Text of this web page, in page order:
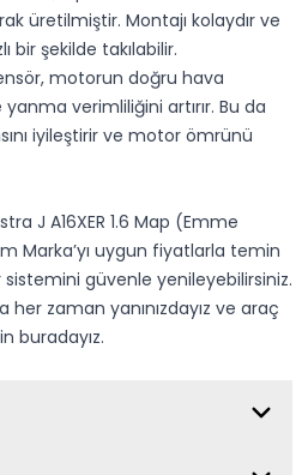
üretilmiştir. Montajı kolaydır ve
bir şekilde takılabilir.
motorun doğru hava
yanma verimliliğini artırır. Bu da
iyileştirir ve motor ömrünü
J A16XER 1.6 Map (Emme
Marka’yı uygun fiyatlarla temin
sistemini güvenle yenileyebilirsiniz.
her zaman yanınızdayız ve araç
buradayız.